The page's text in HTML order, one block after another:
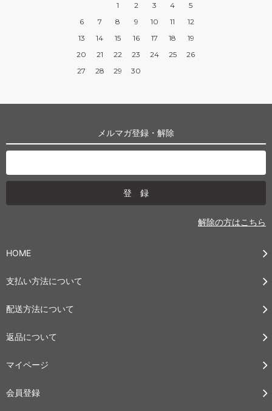
1
2 3 4
5
6
7 8 9 10 11
12
13
14 15 16 17 18
19
20
21 22 23 24 25
26
27
28 29 30
メルマガ登録・解除
解除の方はこちら
HOME
支払い方法について
配送方法について
返品について
マイページ
会員登録